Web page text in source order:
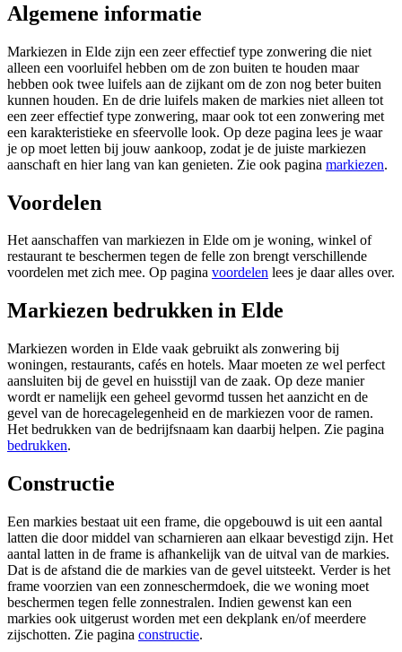
Algemene informatie
Markiezen in Elde zijn een zeer effectief type zonwering die niet
alleen een voorluifel hebben om de zon buiten te houden maar
hebben ook twee luifels aan de zijkant om de zon nog beter buiten
kunnen houden. En de drie luifels maken de markies niet alleen tot
een zeer effectief type zonwering, maar ook tot een zonwering met
een karakteristieke en sfeervolle look. Op deze pagina lees je waar
je op moet letten bij jouw aankoop, zodat je de juiste markiezen
aanschaft en hier lang van kan genieten. Zie ook pagina markiezen.
Voordelen
Het aanschaffen van markiezen in Elde om je woning, winkel of
restaurant te beschermen tegen de felle zon brengt verschillende
voordelen met zich mee. Op pagina voordelen lees je daar alles over.
Markiezen bedrukken in Elde
Markiezen worden in Elde vaak gebruikt als zonwering bij
woningen, restaurants, cafés en hotels. Maar moeten ze wel perfect
aansluiten bij de gevel en huisstijl van de zaak. Op deze manier
wordt er namelijk een geheel gevormd tussen het aanzicht en de
gevel van de horecagelegenheid en de markiezen voor de ramen.
Het bedrukken van de bedrijfsnaam kan daarbij helpen. Zie pagina
bedrukken.
Constructie
Een markies bestaat uit een frame, die opgebouwd is uit een aantal
latten die door middel van scharnieren aan elkaar bevestigd zijn. Het
aantal latten in de frame is afhankelijk van de uitval van de markies.
Dat is de afstand die de markies van de gevel uitsteekt. Verder is het
frame voorzien van een zonneschermdoek, die we woning moet
beschermen tegen felle zonnestralen. Indien gewenst kan een
markies ook uitgerust worden met een dekplank en/of meerdere
zijschotten. Zie pagina constructie.